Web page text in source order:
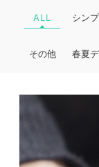
ALL シン
その他 春夏